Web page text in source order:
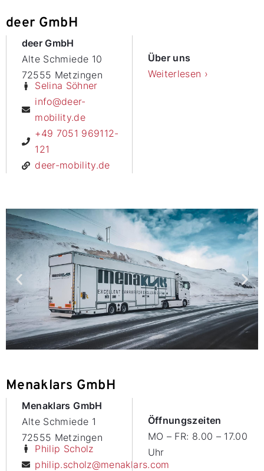
deer GmbH
deer GmbH
Alte Schmiede 10
72555 Metzingen
Selina Söhner
info@deer-
mobility.de
+49 7051 969112-
121
deer-mobility.de
Über uns
Weiterlesen ›
Menaklars GmbH
Menaklars GmbH
Alte Schmiede 1
72555 Metzingen
Philip Scholz
philip.scholz@menaklars.com
Öffnungszeiten
MO – FR: 8.00 – 17.00
Uhr